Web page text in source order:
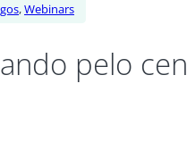
,Webinars
pelo